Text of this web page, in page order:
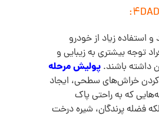
و استفاده زیاد از خودرو
توجه بیشتری به زیبایی و
داشته باشند. پولیش‌ مرحله
خراش‌های سطحی، ایجاد
که به راحتی پاک
فضله پرندگان، شیره درخت